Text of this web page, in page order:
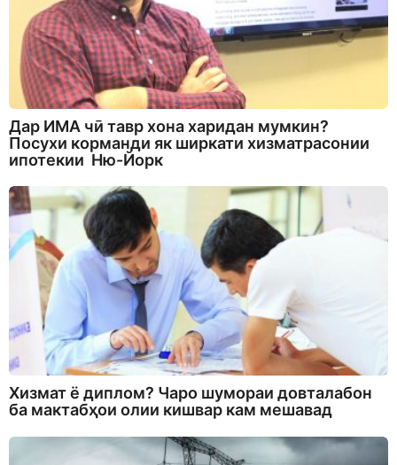
Дар ИМА чӣ тавр хона харидан мумкин?
Посухи корманди як ширкати хизматрасонии
ипотекии Ню-Йорк
Хизмат ё диплом? Чаро шумораи довталабон
ба мактабҳои олии кишвар кам мешавад